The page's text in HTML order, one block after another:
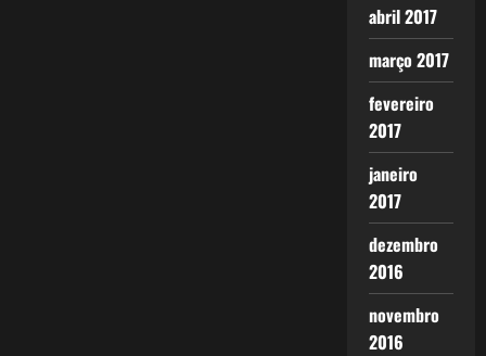
abril 2017
março 2017
fevereiro
2017
janeiro
2017
dezembro
2016
novembro
2016